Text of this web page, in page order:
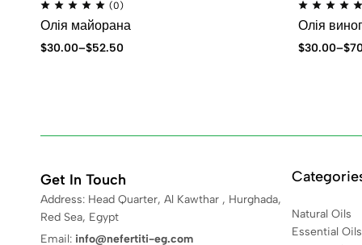
(0)
Олія майорана
$30.00–$52.50
Олія
$30.00–$
Get In Touch
Address: Head Quarter, Al Kawthar , Hurghada,
Red Sea, Egypt
Email: info@nefertiti-eg.com
Natural Oils
Essential Oils